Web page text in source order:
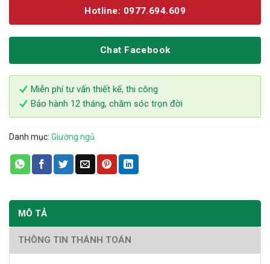
Hotline: 0977.694.609
Chat Facebook
Miễn phí tư vấn thiết kế, thi công
Bảo hành 12 tháng, chăm sóc trọn đời
Danh mục: Giường ngủ
MÔ TẢ
THÔNG TIN THÁNH TOÁN